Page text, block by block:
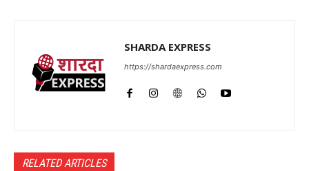
SHARDA EXPRESS
https://shardaexpress.com
RELATED ARTICLES